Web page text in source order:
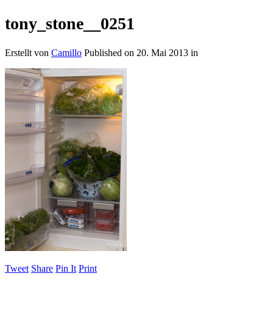
tony_stone__0251
Erstellt von Camillo Published on 20. Mai 2013 in
Tweet Share Pin It Print